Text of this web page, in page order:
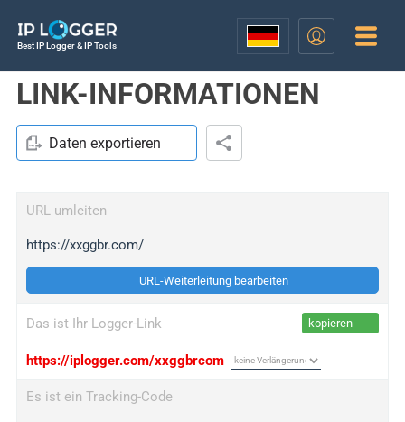
Best IP Logger & IP Tools
LINK-INFORMATIONEN
Daten exportieren
URL umleiten
https://xxggbr.com/
URL-Weiterleitung bearbeiten
Das ist Ihr Logger-Link kopieren
https://iplogger.com/xxggbrcom
Es ist ein Tracking-Code